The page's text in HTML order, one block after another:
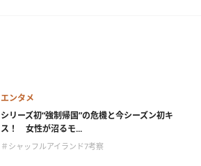
エンタメ
シリーズ初“強制帰国”の危機と今シーズン初キ
ス！ 女性が沼るモ...
＃シャッフルアイランド7考察